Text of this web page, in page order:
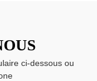
ci-dessous ou